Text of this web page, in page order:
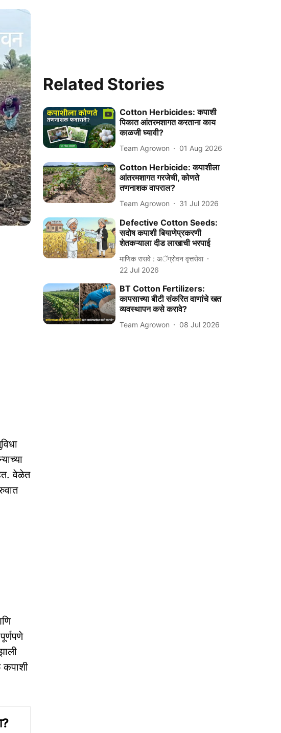
वेळेत
कपाशी
Related Stories
Cotton Herbicides: कपाशी
पिकात आंतरमशागत करताना काय
काळजी घ्यावी?
Team Agrowon 01 Aug 2026
Cotton Herbicide: कपाशीला
आंतरमशागत गरजेची, कोणते
तणनाशक वापराल?
Team Agrowon 31 Jul 2026
Defective Cotton Seeds:
सदोष कपाशी बियाणेप्रकरणी
शेतकऱ्याला दीड लाखाची भरपाई
माणिक रासवे : अॅग्रोवन वृत्तसेवा
22 Jul 2026
BT Cotton Fertilizers:
कापसाच्या बीटी संकरित वाणांचे खत
व्यवस्थापन कसे करावे?
Team Agrowon 08 Jul 2026